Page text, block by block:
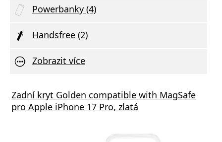
Powerbanky (4)
Handsfree (2)
Zobrazit více
Zadní kryt Golden compatible with MagSafe
pro Apple iPhone 17 Pro, zlatá
Power Delivery 20W chytrá síťová
USB-C, USB-C/USB-C kabel, bílá